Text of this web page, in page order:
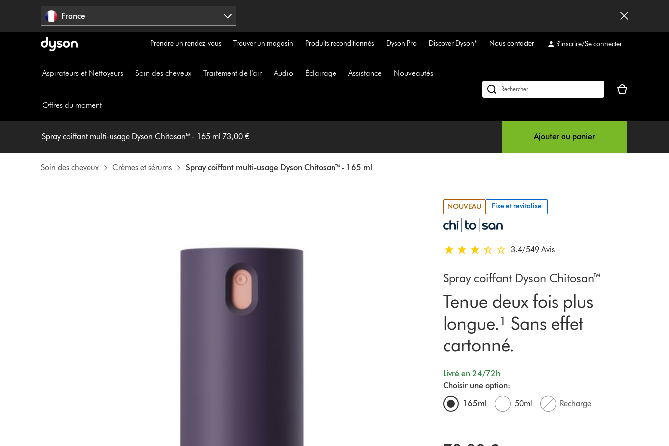
France
Prendre un rendez-vous Trouver un magasin Produits reconditionnés Dyson Pro Discover Dyson* Nous contacter S'inscrire/Se connecter
Aspirateurs et Nettoyeurs Soin des cheveux Traitement de l'air Audio Éclairage Assistance Nouveautés
Offres du moment
Rechercher
Votre
vide
Spray coiffant multi-usage Dyson Chitosan™ - 165 ml 73,00 €
Ajouter au panier
Soin des cheveux Crèmes et sérums Spray coiffant multi-usage Dyson Chitosan™ - 165 ml
NOUVEAU Fixe et revitalise
3.4 stars out of 5 from 49 Avis
3.4/549 Avis
Spray coiffant Dyson Chitosan™
Tenue deux fois plus
longue.¹ Sans effet
cartonné.
Livré en 24/72h
Choisir une option:
165ml
50ml Recharge